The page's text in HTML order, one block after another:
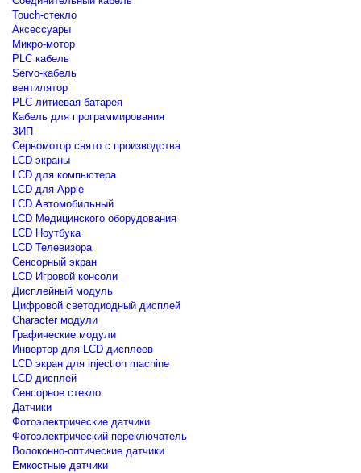
Touch-стекло
Аксессуары
Микро-мотор
PLC кабель
Servo-кабель
вентилятор
PLC литиевая батарея
Кабель для программирования
ЗИП
Сервомотор снято с производства
LCD экраны
LCD для компьютера
LCD для Apple
LCD Автомобильный
LCD Медицинского оборудования
LCD Ноутбука
LCD Телевизора
Сенсорный экран
LCD Игровой консоли
Дисплейный модуль
Цифровой светодиодный дисплей
Сharacter модули
Графические модули
Инвертор для LCD дисплеев
LCD экран для injection machine
LCD дисплей
Сенсорное стекло
Датчики
Фотоэлектрические датчики
Фотоэлектрический переключатель
Волоконно-оптические датчики
Емкостные датчики